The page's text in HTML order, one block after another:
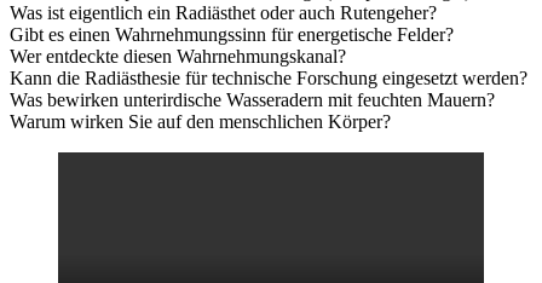
Was ist eigentlich ein Radiästhet oder auch Rutengeher?
Gibt es einen Wahrnehmungssinn für energetische Felder?
Wer entdeckte diesen Wahrnehmungskanal?
Kann die Radiästhesie für technische Forschung eingesetzt werden?
Was bewirken unterirdische Wasseradern mit feuchten Mauern?
Warum wirken Sie auf den menschlichen Körper?